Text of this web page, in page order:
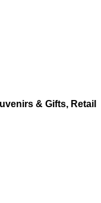
& Gifts, Retail